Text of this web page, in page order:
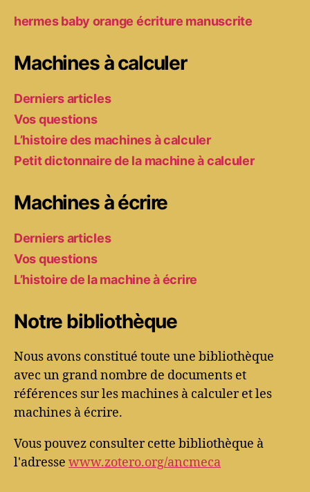
hermes baby orange écriture manuscrite
Machines à calculer
Derniers articles
Vos questions
L’histoire des machines à calculer
Petit dictonnaire de la machine à calculer
Machines à écrire
Derniers articles
Vos questions
L’histoire de la machine à écrire
Notre bibliothèque
Nous avons constitué toute une bibliothèque
avec un grand nombre de documents et
références sur les machines à calculer et les
machines à écrire.
Vous pouvez consulter cette bibliothèque à
l'adresse www.zotero.org/ancmeca